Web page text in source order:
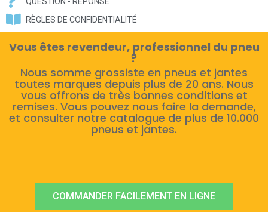
RÈGLES DE CONFIDENTIALITÉ
Vous êtes revendeur, professionnel du pneu
?
Nous somme grossiste en pneus et jantes
toutes marques depuis plus de 20 ans. Nous
vous offrons de très bonnes conditions et
remises. Vous pouvez nous faire la demande,
et consulter notre catalogue de plus de 10.000
pneus et jantes.
COMMANDER FACILEMENT EN LIGNE